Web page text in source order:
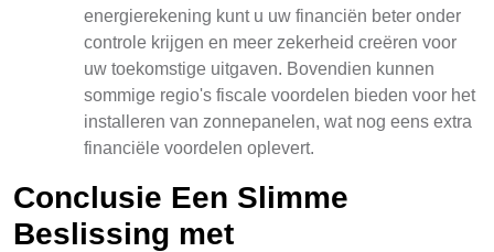
energierekening kunt u uw financiën beter onder
controle krijgen en meer zekerheid creëren voor
uw toekomstige uitgaven. Bovendien kunnen
sommige regio's fiscale voordelen bieden voor het
installeren van zonnepanelen, wat nog eens extra
financiële voordelen oplevert.
Conclusie Een Slimme
Beslissing met